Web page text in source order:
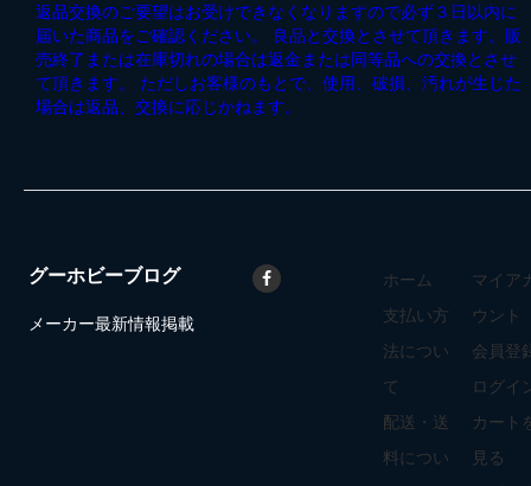
返品交換のご要望はお受けできなくなりますので必ず３日以内に
届いた商品をご確認ください。 良品と交換とさせて頂きます。販
売終了または在庫切れの場合は返金または同等品への交換とさせ
て頂きます。 ただしお客様のもとで、使用、破損、汚れが生じた
場合は返品、交換に応じかねます。
グーホビーブログ
メーカー最新情報掲載
ホーム
支払い方
法につい
て
配送・送
料につい
マイア
ウント
会員登
ログイ
カート
見る